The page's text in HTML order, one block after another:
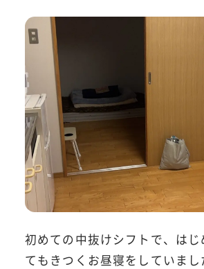
初めての中抜けシフトで、はじ
てもきつくお昼寝をしていまし